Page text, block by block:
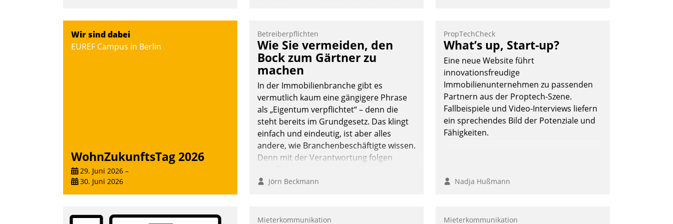
auswirft. Eine intuitive Dialogführung
ermöglicht dem externen Serviceteam,
Anrufe von Mietenden zügiger und
effizienter zu bearbeiten.
Nadja Hußmann
und Verwaltung von Aufträgen der
operativen Instandhaltung in die SAP-
Systemlandschaft deutscher
Wohnungsunternehmen – und
beschleunigt damit den Weg vom
Mieteranliegen zum Dienstleisterauftrag.
Nadja Hußmann
Wir sind dabei
EUREF Campus in Berlin
WohnZukunftsTag 2026
29. Juni 2026 –
30. Juni 2026
Betreiberpflichten
Wie Sie vermeiden, den
Bock zum Gärtner zu
machen
In der Immobilienbranche gibt es
vermutlich kaum eine gängigere Phrase
als „Eigentum verpflichtet“ – denn die
steht bereits im Grundgesetz. Das klingt
einfach und eindeutig, ist aber alles
andere, wie Branchenbeschäftigte wissen.
Denn mit der Verantwortung folgen
Jörn Beckmann
PropTechCheck
What’s up, Start-up?
Eine neue Website führt
innovationsfreudige
Immobilienunternehmen zu passenden
Partnern aus der Proptech-Szene.
Fallbeispiele und Video-Interviews liefern
ein sprechendes Bild der Potenziale und
Fähigkeiten.
Nadja Hußmann
Mieterkommunikation Mieterkommunikation